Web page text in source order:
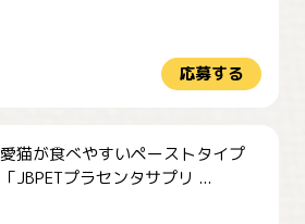
応募する
愛猫が食べやすいペーストタイプ
「JBPETプラセンタサプリ ...